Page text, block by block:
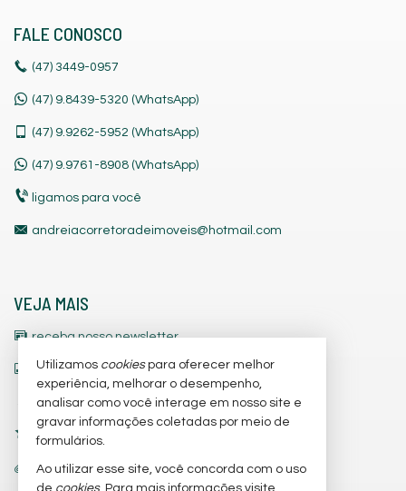
FALE CONOSCO
(47) 3449-0957
(47) 9.8439-5320 (WhatsApp)
(47) 9.9262-5952 (WhatsApp)
(47) 9.9761-8908 (WhatsApp)
ligamos para você
andreiacorretoradeimoveis@hotmail.com
VEJA MAIS
receba nosso newsletter
indicadores financeiros
cadastre seu imóvel
imóveis favoritos
trabalhe conosco
Utilizamos cookiespara oferecer melhor
experiência, melhorar o desempenho,
analisar como você interage em nosso site e
gravar informações coletadas por meio de
formulários.
Ao utilizar esse site, você concorda com o uso
de cookies. Para mais informações visite